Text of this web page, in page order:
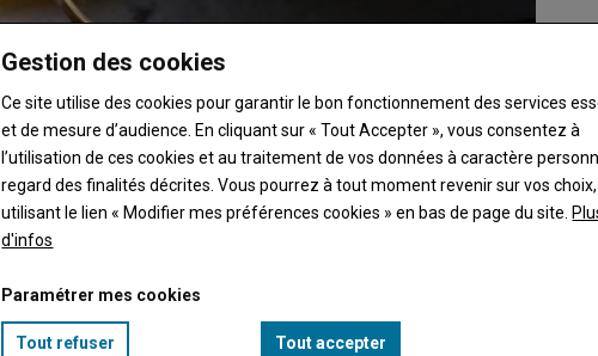
Gestion des cookies
Ce site utilise des cookies pour garantir le bon fonctionnement des services
et de mesure d’audience. En cliquant sur « Tout Accepter », vous consentez à
l’utilisation de ces cookies et au traitement de vos données à caractère
regard des finalités décrites. Vous pourrez à tout moment revenir sur vos
utilisant le lien « Modifier mes préférences cookies » en bas de page du site.
d'infos
Paramétrer mes cookies
Tout refuser Tout accepter